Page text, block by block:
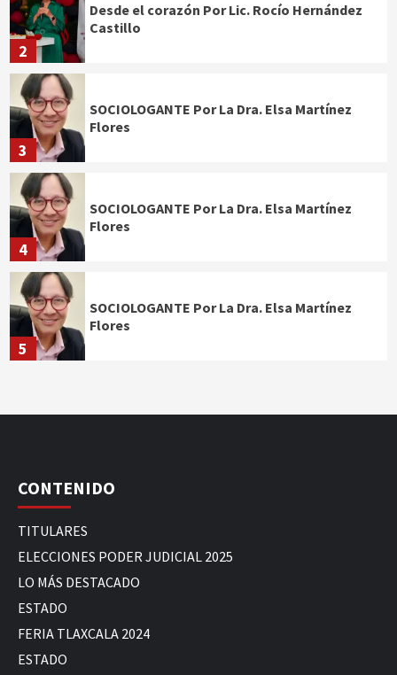
2
Desde el corazón Por Lic. Rocío Hernández
Castillo
3
SOCIOLOGANTE Por La Dra. Elsa Martínez
Flores
4
SOCIOLOGANTE Por La Dra. Elsa Martínez
Flores
5
SOCIOLOGANTE Por La Dra. Elsa Martínez
Flores
CONTENIDO
TITULARES
ELECCIONES PODER JUDICIAL 2025
LO MÁS DESTACADO
ESTADO
FERIA TLAXCALA 2024
ESTADO